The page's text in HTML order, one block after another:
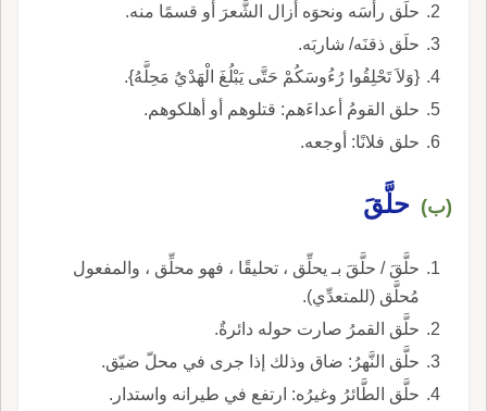
حلَق رأسَه ونحوَه أزال الشَّعرَ أو قسمًا منه.
حلَق ذقنَه/ شاربَه.
{وَلاَ تَحْلِقُوا رُءُوسَكُمْ حَتَّى يَبْلُغَ الْهَدْيُ مَحِلَّهُ}.
حلق القومُ أعداءَهم: قتلوهم أو أهلكوهم.
حلق فلانًا: أوجعه.
(ب) حلَّقَ
حلَّقَ / حلَّقَ بـ يحلِّق ، تحليقًا ، فهو محلِّق ، والمفعول
مُحلَّق (للمتعدِّي).
حلَّق القمرُ صارت حوله دائرةٌ.
حلَّق النَّهرُ: ضاق وذلك إذا جرى في محلّ ضيّق.
حلَّق الطَّائرُ وغيرُه: ارتفع في طيرانه واستدار.